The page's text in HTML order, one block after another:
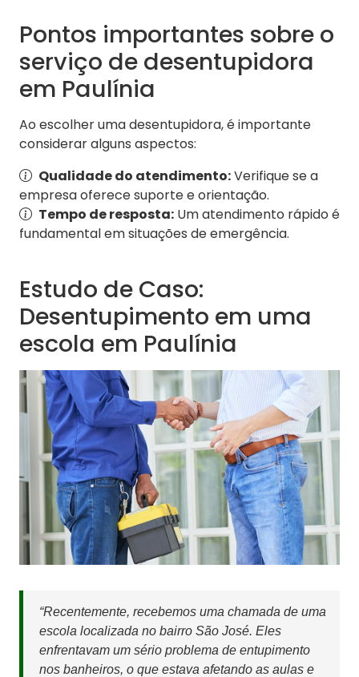
Pontos importantes sobre o
serviço de desentupidora
em Paulínia
Ao escolher uma desentupidora, é importante
considerar alguns aspectos:
Qualidade do atendimento:Verifique se a
empresa oferece suporte e orientação.
Tempo de resposta: Um atendimento rápido é
fundamental em situações de emergência.
Estudo de Caso:
Desentupimento em uma
escola em Paulínia
“Recentemente, recebemos uma chamada de uma
escola localizada no bairro São José. Eles
enfrentavam um sério problema de entupimento
nos banheiros, o que estava afetando as aulas e